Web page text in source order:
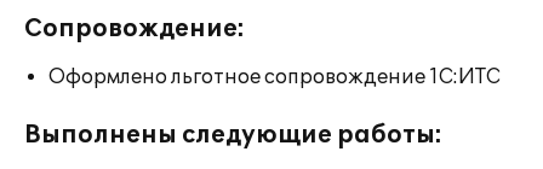
Сопровождение:
Оформлено льготное сопровождение 1С:ИТС
Выполнены следующие работы: